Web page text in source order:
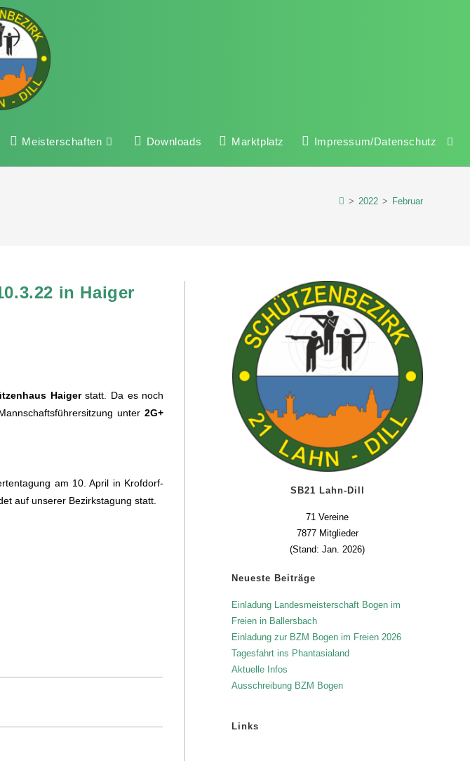
Meisterschaften Downloads Marktplatz Impressum/Datenschutz
> 2022 > Februar
in Haiger
Haigerstatt. Da es noch
unter2G+
am 10. April in Krofdorf-
auf unserer Bezirkstagung statt.
SB21 Lahn-Dill
71 Vereine
7877 Mitglieder
(Stand: Jan. 2026)
Neueste Beiträge
Einladung Landesmeisterschaft Bogen im
Freien in Ballersbach
Einladung zur BZM Bogen im Freien 2026
Tagesfahrt ins Phantasialand
Aktuelle Infos
Ausschreibung BZM Bogen
Links